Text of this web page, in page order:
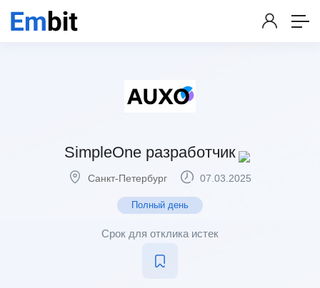
SimpleOne разработчик
Санкт-Петербург 07.03.2025
Полный день
Срок для отклика истек